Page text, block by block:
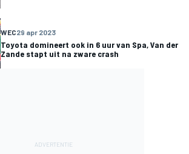
WEC29 apr 2023
Toyota domineert ook in 6 uur van Spa, Van der
Zande stapt uit na zware crash